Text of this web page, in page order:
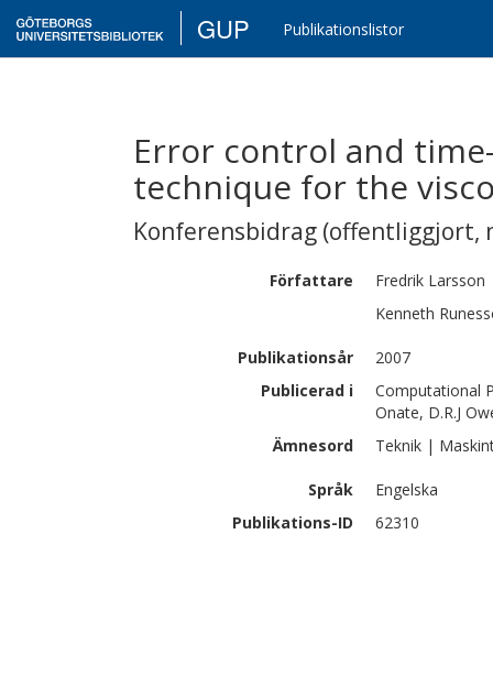
GUP Publikationslistor
Error control and
technique for the
Konferensbidrag (offentliggjort,
Författare Fredrik Larsson
Kenneth
Publikationsår
2007
Publicerad i
Computational
Onate, D.R.J
Ämnesord
Teknik |
Språk
Engelska
Publikations-ID
62310